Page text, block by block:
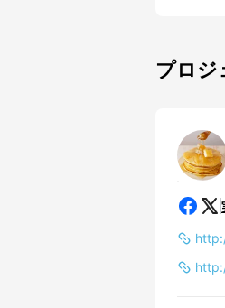
プロジ